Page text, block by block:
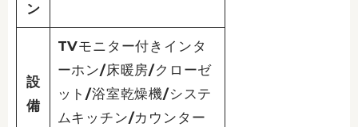
ン
設
備
TVモニター付きインタ
ーホン/床暖房/クローゼ
ット/浴室乾燥機/システ
ムキッチン/カウンター